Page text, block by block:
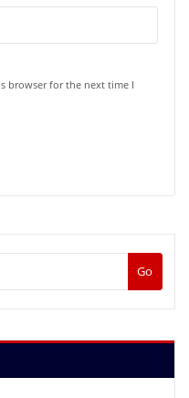
browser for the next time I
Go